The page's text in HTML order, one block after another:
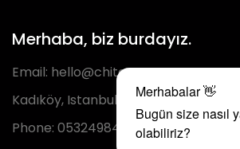
Merhaba, biz burdayız.
Email: hello@chita.com.tr
Kadıköy, Istanbul
Phone: 05324984293